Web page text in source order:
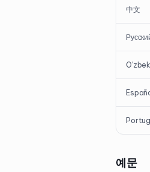
中文
O'zbek
예문